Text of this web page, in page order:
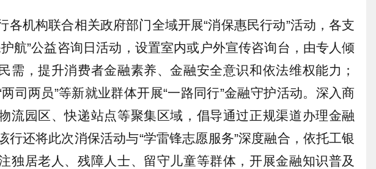
各机构联合相关政府部门全域开展“消保惠民行动”活动，各支
航”公益咨询日活动，设置室内或户外宣传咨询台，由专人倾
需，提升消费者金融素养、金融安全意识和依法维权能力；
司两员”等新就业群体开展“一路同行”金融守护活动。深入商
流园区、快递站点等聚集区域，倡导通过正规渠道办理金融
行还将此次消保活动与“学雷锋志愿服务”深度融合，依托工银
独居老人、残障人士、留守儿童等群体，开展金融知识普及